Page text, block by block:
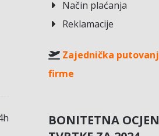
Način plaćanja
Reklamacije
Zajednička
firme
BONITETNA